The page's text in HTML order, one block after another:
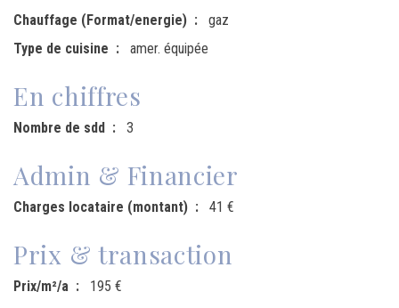
Chauffage (Format/energie)
gaz
Type de cuisine
amer. équipée
En chiffres
Nombre de sdd 3
Admin & Financier
Charges locataire (montant) 41 €
Prix & transaction
Prix/m²/a 195 €